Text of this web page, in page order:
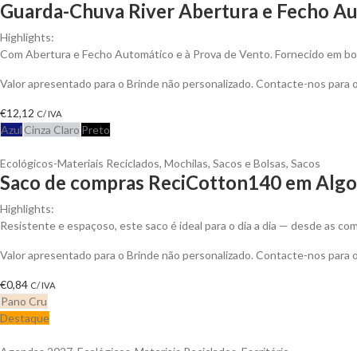
Guarda-Chuva River Abertura e Fecho
Highlights:
Com Abertura e Fecho Automático e à Prova de Vento. Fornecido em
Valor apresentado para o Brinde não personalizado. Contacte-nos
€12,12 C/ IVA
Azul Cinza Claro Preto
Ecológicos-Materiais Reciclados, Mochilas, Sacos e Bolsas, Sacos
Saco de compras ReciCotton140 em
Highlights:
Resistente e espaçoso, este saco é ideal para o dia a dia — desde as
Valor apresentado para o Brinde não personalizado. Contacte-nos
€0,84 C/ IVA
Pano Cru
Destaque